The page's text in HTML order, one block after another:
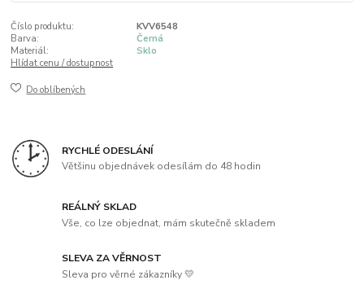
Číslo produktu:
KVV6548
Barva:
Černá
Materiál:
Sklo
Hlídat cenu / dostupnost
Do oblíbených
RYCHLÉ ODESLÁNÍ
Většinu objednávek odesílám do 48 hodin
REÁLNÝ SKLAD
Vše, co lze objednat, mám skutečně skladem
SLEVA ZA VĚRNOST
Sleva pro věrné zákazníky 💛